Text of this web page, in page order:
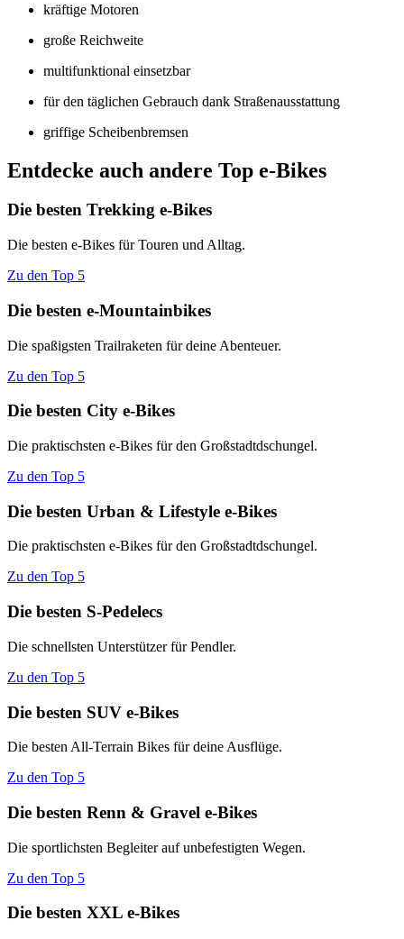
kräftige Motoren
große Reichweite
multifunktional einsetzbar
für den täglichen Gebrauch dank Straßenausstattung
griffige Scheibenbremsen
Entdecke auch andere Top e-Bikes
Die besten Trekking e-Bikes
Die besten e-Bikes für Touren und Alltag.
Zu den Top 5
Die besten e-Mountainbikes
Die spaßigsten Trailraketen für deine Abenteuer.
Zu den Top 5
Die besten City e-Bikes
Die praktischsten e-Bikes für den Großstadtdschungel.
Zu den Top 5
Die besten Urban & Lifestyle e-Bikes
Die praktischsten e-Bikes für den Großstadtdschungel.
Zu den Top 5
Die besten S-Pedelecs
Die schnellsten Unterstützer für Pendler.
Zu den Top 5
Die besten SUV e-Bikes
Die besten All-Terrain Bikes für deine Ausflüge.
Zu den Top 5
Die besten Renn & Gravel e-Bikes
Die sportlichsten Begleiter auf unbefestigten Wegen.
Zu den Top 5
Die besten XXL e-Bikes